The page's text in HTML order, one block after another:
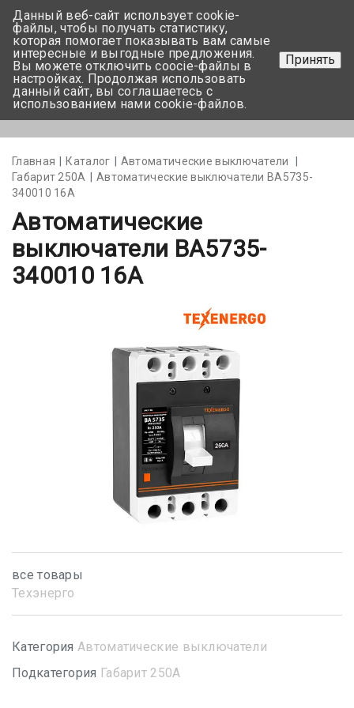
+375 17-350-99-56
+375 44-752-82-08
Задать вопрос
Главная Каталог
Автоматические выключатели
Габарит 250А
Автоматические выключатели ВА5735-
340010 16А
Автоматические
выключатели ВА5735-
340010 16А
все товары
Техэнерго
Категория Автоматические выключатели
Подкатегория Габарит 250А
Данный веб-сайт использует cookie-
файлы, чтобы получать статистику,
которая помогает показывать вам самые
интересные и выгодные предложения.
Вы можете отключить coocie-файлы в
настройках. Продолжая использовать
данный сайт, вы соглашаетесь с
использованием нами cookie-файлов.
Принять